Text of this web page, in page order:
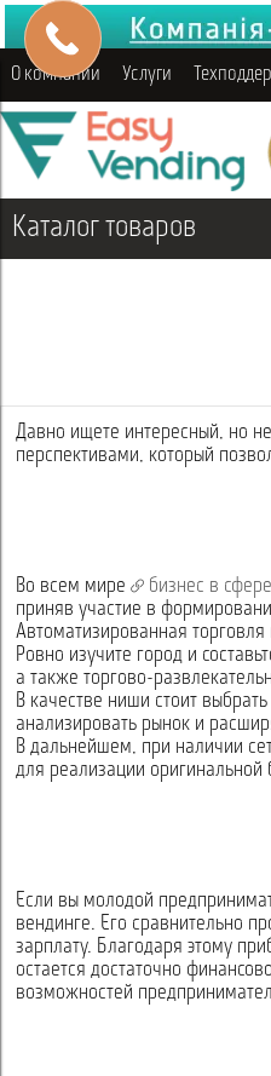
О компании Услуги
Каталог товаров
Давно ищете интересный, но
перспективами, который
Во всем мире бизнес в
приняв участие в
Автоматизированная
Ровно изучите город и
а также торгово-
В качестве ниши стоит
анализировать рынок и
В дальнейшем, при наличии
для реализации оригинальной
Если вы молодой
вендинге. Его сравнительно
зарплату. Благодаря этому
остается достаточно
возможностей